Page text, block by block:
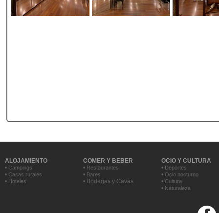
ALOJAMIENTO COMER Y BEBER
OCIO Y CULTURA
• Campings • Restaurantes • Deportes
• Casas rurales • Bares • Ocio nocturno
• Hoteles • Bodegas y Cavas • Cultura
• Naturaleza